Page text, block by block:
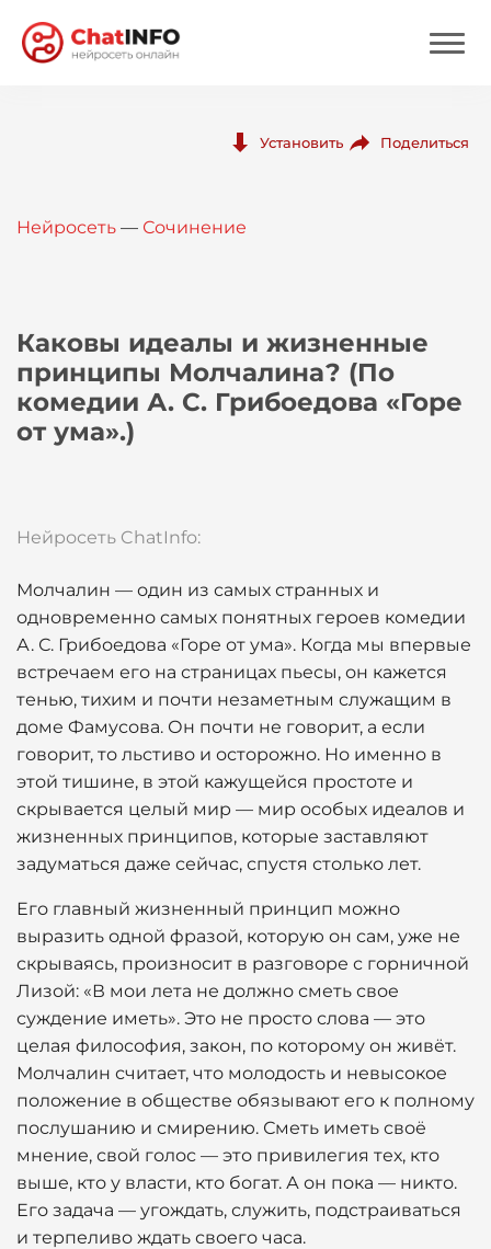
Вход
Установить Поделиться
Нейросеть — Сочинение
Каковы идеалы и жизненные
принципы Молчалина? (По
комедии А. С. Грибоедова «Горе
от ума».)
Нейросеть ChatInfo:
Молчалин — один из самых странных и
одновременно самых понятных героев комедии
А. С. Грибоедова «Горе от ума». Когда мы впервые
встречаем его на страницах пьесы, он кажется
тенью, тихим и почти незаметным служащим в
доме Фамусова. Он почти не говорит, а если
говорит, то льстиво и осторожно. Но именно в
этой тишине, в этой кажущейся простоте и
скрывается целый мир — мир особых идеалов и
жизненных принципов, которые заставляют
задуматься даже сейчас, спустя столько лет.
Его главный жизненный принцип можно
выразить одной фразой, которую он сам, уже не
скрываясь, произносит в разговоре с горничной
Лизой: «В мои лета не должно сметь свое
суждение иметь». Это не просто слова — это
целая философия, закон, по которому он живёт.
Молчалин считает, что молодость и невысокое
положение в обществе обязывают его к полному
послушанию и смирению. Сметь иметь своё
мнение, свой голос — это привилегия тех, кто
выше, кто у власти, кто богат. А он пока — никто.
Его задача — угождать, служить, подстраиваться
и терпеливо ждать своего часа.